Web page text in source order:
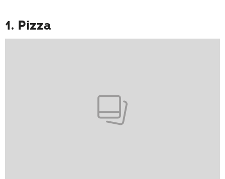
1. Pizza